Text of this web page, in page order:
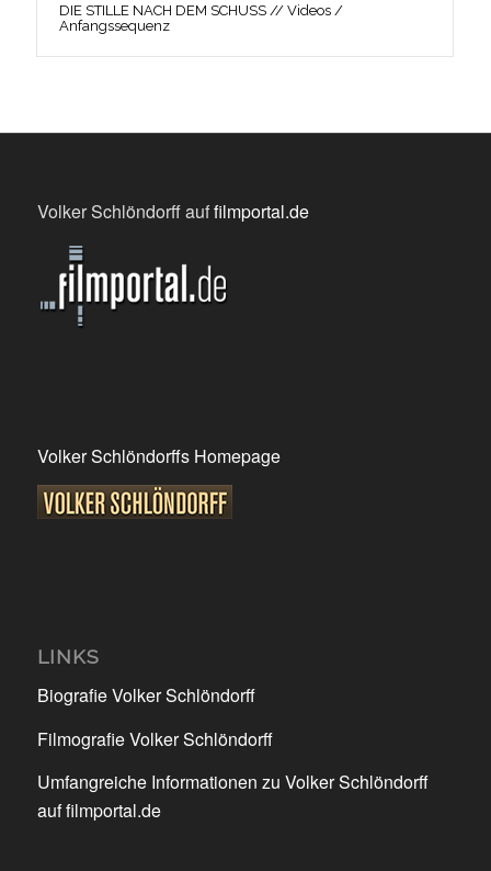
DIE STILLE NACH DEM SCHUSS // Videos /
Anfangssequenz
Volker Schlöndorff auffilmportal.de
Volker Schlöndorffs Homepage
LINKS
Biografie Volker Schlöndorff
Filmografie Volker Schlöndorff
Umfangreiche Informationen zu Volker Schlöndorff
auf filmportal.de